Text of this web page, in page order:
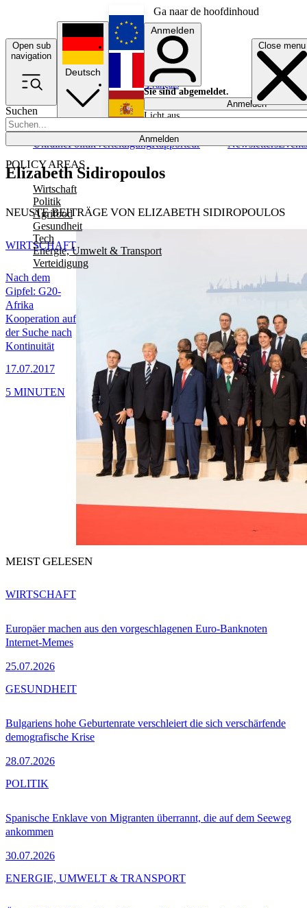
Ga naar de hoofdinhoud
Open sub
navigation
Close menu
Suchen
Anmelden
POLICY AREAS
Wirtschaft
Politik
Agrifood
Gesundheit
Tech
Energie, Umwelt & Transport
Verteidigung
UkrainePolitikVerteidigungRapporteur NewslettersEvents
Deutsch
English
Français
Anmelden
Sie sind abgemeldet.
Anmelden
Licht aus
Elizabeth Sidiropoulos
NEUSTE BEITRÄGE VON ELIZABETH SIDIROPOULOS
Nach dem
Gipfel: G20-
Afrika
Kooperation auf
der Suche nach
Kontinuität
17.07.2017
WIRTSCHAFT
5 MINUTEN
MEIST GELESEN
Europäer machen aus den vorgeschlagenen Euro-Banknoten
Internet-Memes
25.07.2026
WIRTSCHAFT
Bulgariens hohe Geburtenrate verschleiert die sich verschärfende
demografische Krise
28.07.2026
GESUNDHEIT
Spanische Enklave von Migranten überrannt, die auf dem Seeweg
ankommen
30.07.2026
POLITIK
ENERGIE, UMWELT & TRANSPORT